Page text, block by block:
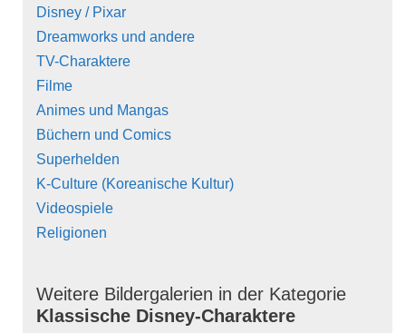
Disney / Pixar
Dreamworks und andere
TV-Charaktere
Filme
Animes und Mangas
Büchern und Comics
Superhelden
K-Culture (Koreanische Kultur)
Videospiele
Religionen
Weitere Bildergalerien in der Kategorie
Klassische Disney-Charaktere